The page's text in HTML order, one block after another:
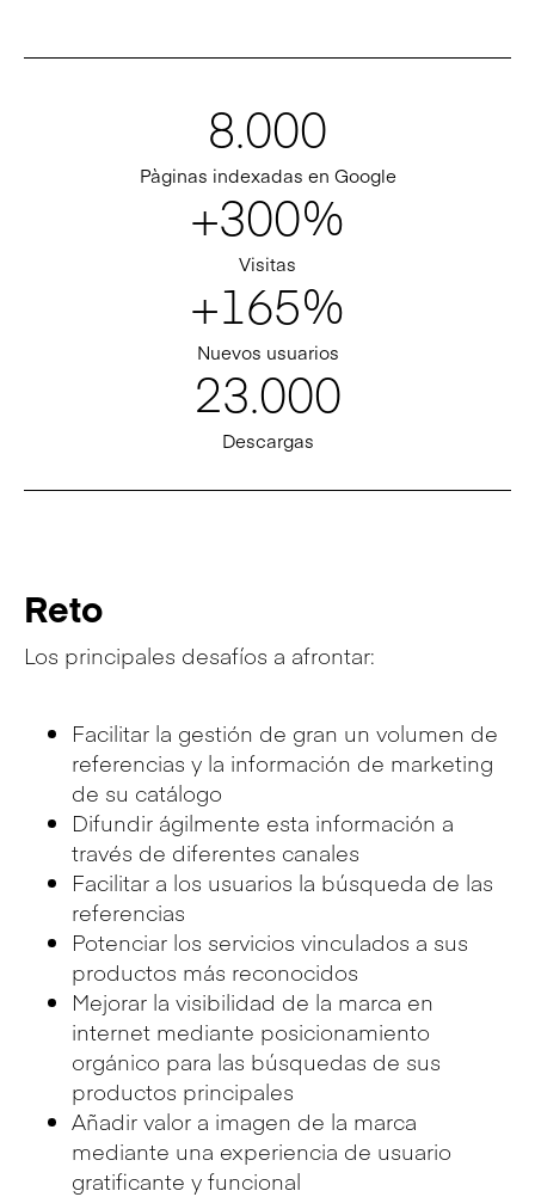
8.000
Pàginas indexadas en Google
+300%
Visitas
+165%
Nuevos usuarios
23.000
Descargas
Reto
Los principales desafíos a afrontar:
Facilitar la gestión de gran un volumen de
referencias y la información de marketing
de su catálogo
Difundir ágilmente esta información a
través de diferentes canales
Facilitar a los usuarios la búsqueda de las
referencias
Potenciar los servicios vinculados a sus
productos más reconocidos
Mejorar la visibilidad de la marca en
internet mediante posicionamiento
orgánico para las búsquedas de sus
productos principales
Añadir valor a imagen de la marca
mediante una experiencia de usuario
gratificante y funcional